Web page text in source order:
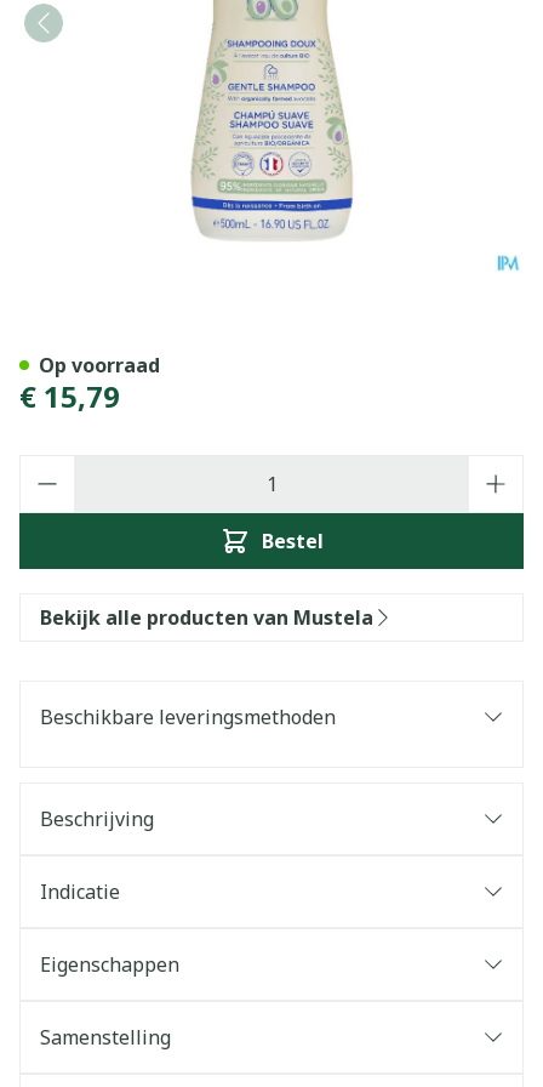
€ 15,79
Bestel
Op voorraad
Bekijk alle producten van Mustela
Beschikbare leveringsmethoden
Beschrijving
Indicatie
Eigenschappen
Samenstelling